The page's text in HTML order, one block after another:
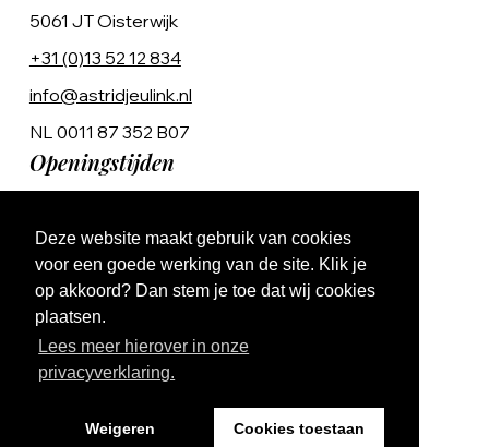
Deze website maakt gebruik van cookies
voor een goede werking van de site. Klik je
op akkoord? Dan stem je toe dat wij cookies
plaatsen.
Lees meer hierover in onze
privacyverklaring.
Weigeren Cookies toestaan
5061 JT Oisterwijk
+31 (0)13 52 12 834
info@astridjeulink.nl
NL 0011 87 352 B07
Openingstijden
Ma t/m Vr 9:00 - 17:00